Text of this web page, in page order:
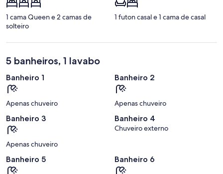
1 cama Queen e 2 camas de
solteiro
1 futon casal e 1 cama de casal
5 banheiros, 1 lavabo
Banheiro 1
Apenas chuveiro
Banheiro 2
Apenas chuveiro
Banheiro 3
Apenas chuveiro
Banheiro 4
Chuveiro externo
Banheiro 5 Banheiro 6